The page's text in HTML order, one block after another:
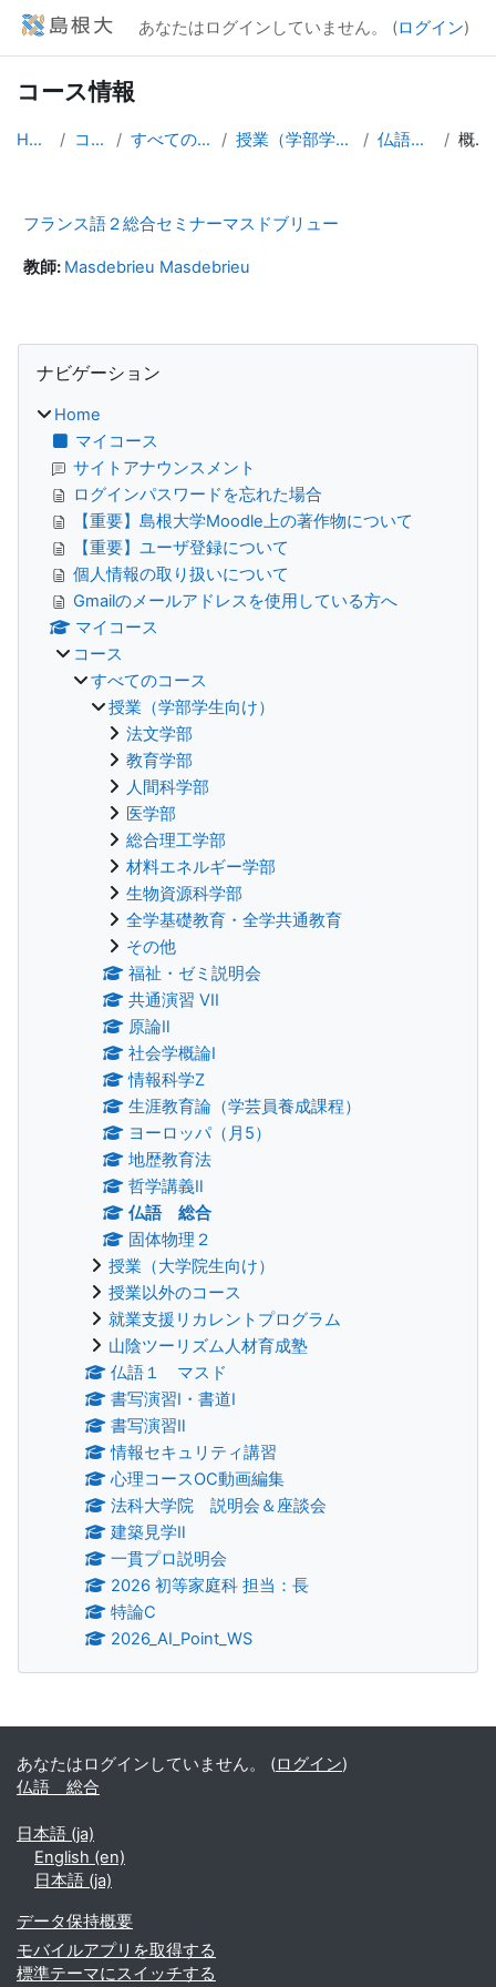
メインコンテンツへスキップする
あなたはログインしていません。 (ログイン)
コース情報
Home コース すべてのコース 授業（学部学生向け） 仏語 総合 概要
フランス語２総合セミナーマスドブリュー
教師: Masdebrieu Masdebrieu
ブロック
ナビゲーション
Home
マイコース
サイトアナウンスメント
ログインパスワードを忘れた場合
【重要】島根大学Moodle上の著作物について
【重要】ユーザ登録について
個人情報の取り扱いについて
Gmailのメールアドレスを使用している方へ
マイコース
コース
すべてのコース
授業（学部学生向け）
法文学部
教育学部
人間科学部
医学部
総合理工学部
材料エネルギー学部
生物資源科学部
全学基礎教育・全学共通教育
その他
福祉・ゼミ説明会
共通演習 VII
原論Ⅱ
社会学概論Ⅰ
情報科学Z
生涯教育論（学芸員養成課程）
ヨーロッパ（月5）
地歴教育法
哲学講義Ⅱ
仏語 総合
固体物理２
授業（大学院生向け）
授業以外のコース
就業支援リカレントプログラム
山陰ツーリズム人材育成塾
仏語１ マスド
書写演習Ⅰ・書道Ⅰ
書写演習Ⅱ
情報セキュリティ講習
心理コースOC動画編集
法科大学院 説明会＆座談会
建築見学Ⅱ
一貫プロ説明会
2026 初等家庭科 担当：長
特論C
2026_AI_Point_WS
補助ブロック
あなたはログインしていません。 (ログイン)
仏語 総合
日本語 ‎(ja)‎
English ‎(en)‎
日本語 ‎(ja)‎
データ保持概要
モバイルアプリを取得する
標準テーマにスイッチする